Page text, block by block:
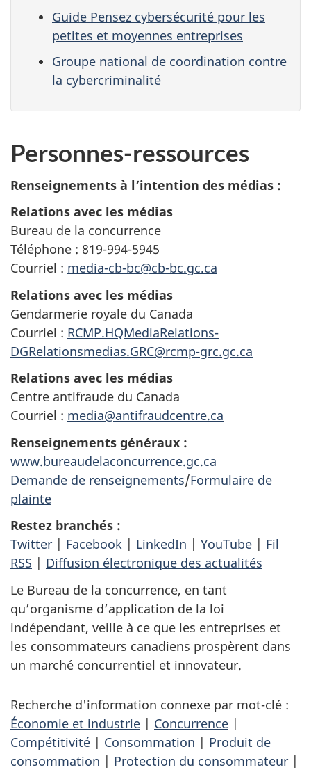
Guide Pensez cybersécurité pour les
petites et moyennes entreprises
Groupe national de coordination contre
la cybercriminalité
Personnes-ressources
Renseignements à l’intention des médias :
Relations avec les médias
Bureau de la concurrence
Téléphone : 819-994-5945
Courriel : media-cb-bc@cb-bc.gc.ca
Relations avec les médias
Gendarmerie royale du Canada
Courriel : RCMP.HQMediaRelations-
DGRelationsmedias.GRC@rcmp-grc.gc.ca
Relations avec les médias
Centre antifraude du Canada
Courriel : media@antifraudcentre.ca
Renseignements généraux :
www.bureaudelaconcurrence.gc.ca
Demande de renseignements/Formulaire de
plainte
Restez branchés :
Twitter | Facebook | LinkedIn | YouTube | Fil
RSS | Diffusion électronique des actualités
Le Bureau de la concurrence, en tant
qu’organisme d’application de la loi
indépendant, veille à ce que les entreprises et
les consommateurs canadiens prospèrent dans
un marché concurrentiel et innovateur.
Recherche d'information connexe par mot-clé :
Économie et industrie | Concurrence |
Compétitivité | Consommation | Produit de
consommation | Protection du consommateur |